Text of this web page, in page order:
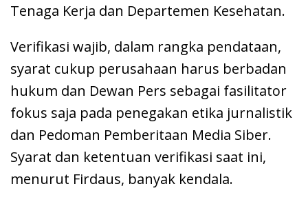
Tenaga Kerja dan Departemen Kesehatan.
Verifikasi wajib, dalam rangka pendataan,
syarat cukup perusahaan harus berbadan
hukum dan Dewan Pers sebagai fasilitator
fokus saja pada penegakan etika jurnalistik
dan Pedoman Pemberitaan Media Siber.
Syarat dan ketentuan verifikasi saat ini,
menurut Firdaus, banyak kendala.